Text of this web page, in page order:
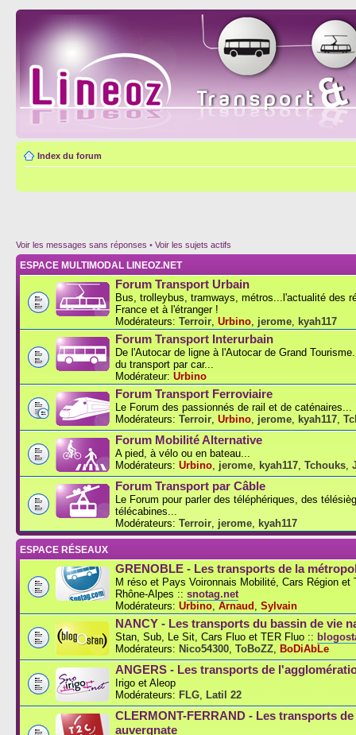
Index du forum
Voir les messages sans réponses • Voir les sujets actifs
ESPACE MULTIMODAL LINEOZ.NET
Forum Transport Urbain
Bus, trolleybus, tramways, métros...l'actualité des
France et à l'étranger !
Modérateurs: Terroir Urbino jerome kyah117
Forum Transport Interurbain
De l'Autocar de ligne à l'Autocar de Grand
du transport par car...
Modérateur: Urbino
Forum Transport Ferroviaire
Le Forum des passionnés de rail et de caténaires...
Modérateurs: Terroir Urbino jerome kyah117
Forum Mobilité Alternative
A pied, à vélo ou en bateau...
Modérateurs: Urbino jerome kyah117 Tchouks
Forum Transport par Câble
Le Forum pour parler des téléphériques, des
télécabines...
Modérateurs: Terroir jerome kyah117
ESPACE RÉSEAUX
GRENOBLE - Les transports de la
M réso et Pays Voironnais Mobilité, Cars Région et
Rhône-Alpes :: snotag.net
Modérateurs: Urbino Arnaud Sylvain
NANCY - Les transports du bassin de vie
Stan, Sub, Le Sit, Cars Fluo et TER Fluo ::
Modérateurs: Nico54300 ToBoZZ BoDiAbLe
ANGERS - Les transports de
Irigo et Aleop
Modérateurs: FLG Latil 22
CLERMONT-FERRAND - Les transports
auvergnate